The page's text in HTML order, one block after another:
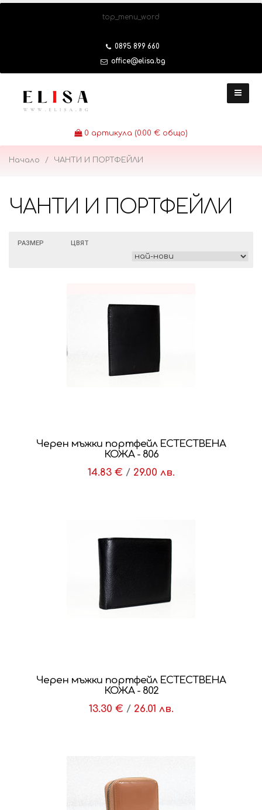
top_menu_word
0895 899 660
office@elisa.bg
0 артикула (0.00 € общо)
Начало ЧАНТИ И ПОРТФЕЙЛИ
ЧАНТИ И ПОРТФЕЙЛИ
РАЗМЕР ЦВЯТ
Черен мъжки портфейл ЕСТЕСТВЕНА
КОЖА - 806
14.83 € / 29.00 лв.
Черен мъжки портфейл ЕСТЕСТВЕНА
КОЖА - 802
13.30 € / 26.01 лв.